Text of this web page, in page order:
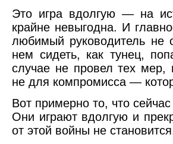
Это игра вдолгую — на
крайне невыгодна. И
любимый руководитель не
нем сидеть, как тунец,
случае не провел тех
не для компромисса —
Вот примерно то, что
Они играют вдолгую и
от этой войны не